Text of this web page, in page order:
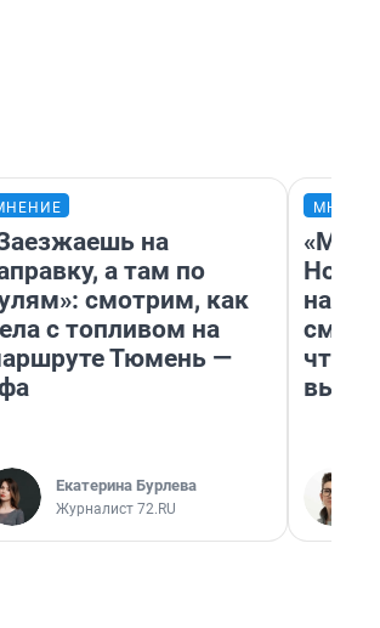
на
а там по
смотрим, как
с топливом на
Тюмень —
Екатерина Бурлева
Журналист 72.RU
«Мы